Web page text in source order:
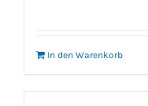
In den Warenkorb